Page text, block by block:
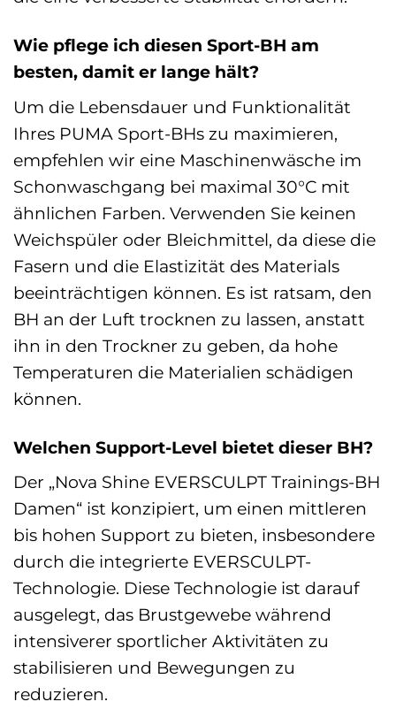
Wie pflege ich diesen Sport-BH am
besten, damit er lange hält?
Um die Lebensdauer und Funktionalität
Ihres PUMA Sport-BHs zu maximieren,
empfehlen wir eine Maschinenwäsche im
Schonwaschgang bei maximal 30°C mit
ähnlichen Farben. Verwenden Sie keinen
Weichspüler oder Bleichmittel, da diese die
Fasern und die Elastizität des Materials
beeinträchtigen können. Es ist ratsam, den
BH an der Luft trocknen zu lassen, anstatt
ihn in den Trockner zu geben, da hohe
Temperaturen die Materialien schädigen
können.
Welchen Support-Level bietet dieser BH?
Der „Nova Shine EVERSCULPT Trainings-BH
Damen“ ist konzipiert, um einen mittleren
bis hohen Support zu bieten, insbesondere
durch die integrierte EVERSCULPT-
Technologie. Diese Technologie ist darauf
ausgelegt, das Brustgewebe während
intensiverer sportlicher Aktivitäten zu
stabilisieren und Bewegungen zu
reduzieren.